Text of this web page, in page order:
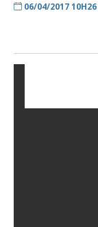
06/04/2017 10H26